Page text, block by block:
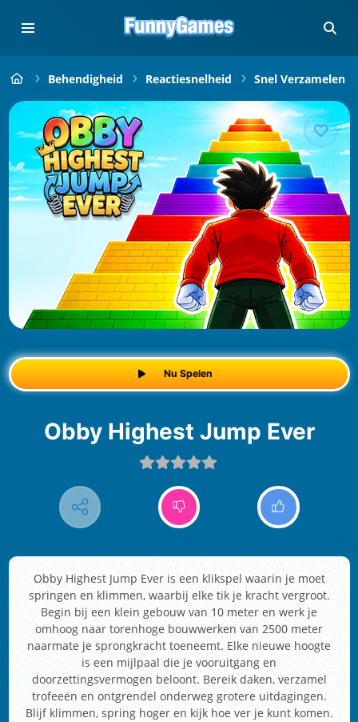
Behendigheid Reactiesnelheid Snel Verzamelen
Nu Spelen
Obby Highest Jump Ever
Obby Highest Jump Ever is een klikspel waarin je moet
springen en klimmen, waarbij elke tik je kracht vergroot.
Begin bij een klein gebouw van 10 meter en werk je
omhoog naar torenhoge bouwwerken van 2500 meter
naarmate je sprongkracht toeneemt. Elke nieuwe hoogte
is een mijlpaal die je vooruitgang en
doorzettingsvermogen beloont. Bereik daken, verzamel
trofeeën en ontgrendel onderweg grotere uitdagingen.
Blijf klimmen, spring hoger en kijk hoe ver je kunt komen.